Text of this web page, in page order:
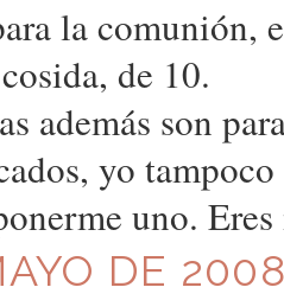
la comunión,
de 10.
además son
yo
uno.
DE